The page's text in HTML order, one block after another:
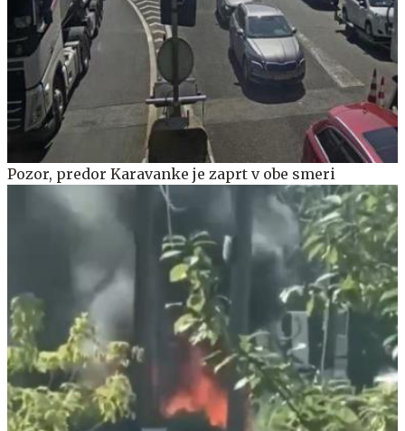
Pozor, predor Karavanke je zaprt v obe smeri